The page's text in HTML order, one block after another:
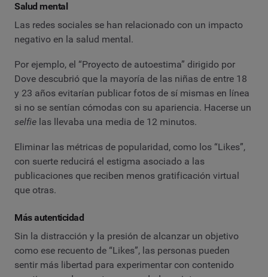
Salud mental
Las redes sociales se han relacionado con un impacto
negativo en la salud mental.
Por ejemplo, el “Proyecto de autoestima” dirigido por
Dove descubrió que la mayoría de las niñas de entre 18
y 23 años evitarían publicar fotos de sí mismas en línea
si no se sentían cómodas con su apariencia. Hacerse un
selfie las llevaba una media de 12 minutos.
Eliminar las métricas de popularidad, como los “Likes”,
con suerte reducirá el estigma asociado a las
publicaciones que reciben menos gratificación virtual
que otras.
Más autenticidad
Sin la distracción y la presión de alcanzar un objetivo
como ese recuento de “Likes”, las personas pueden
sentir más libertad para experimentar con contenido